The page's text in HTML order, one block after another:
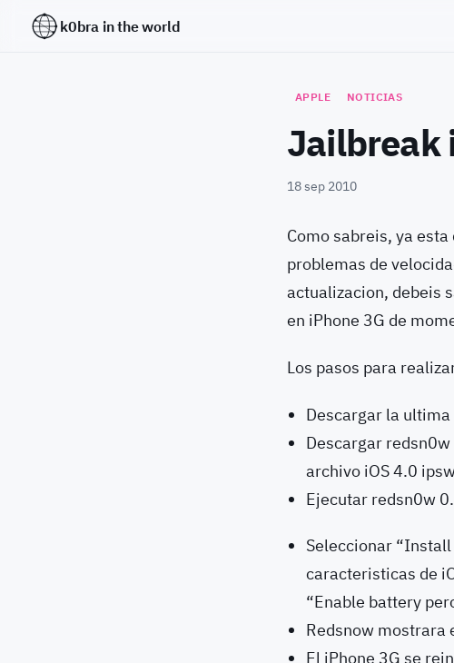
k0bra in the world
APPLE NOTICIAS
Jailbreak
18 sep 2010
Como sabreis, ya
problemas de
actualizacion, debeis
en iPhone 3G de
Los pasos para
Descargar la ultima
Descargar
archivo iOS 4.0
Ejecutar redsn0w
Seleccionar
caracteristicas de
“Enable battery
Redsnow mostrara
El iPhone 3G se